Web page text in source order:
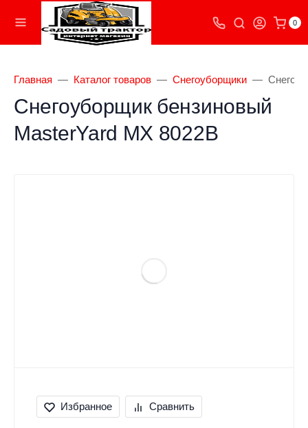
0
Главная Каталог товаров Снегоуборщики
Снегоуборщик бензиновый
MasterYard MX 8022B
Избранное Сравнить